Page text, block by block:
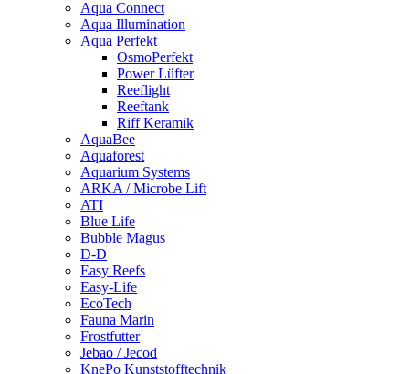
Aqua Connect
Aqua Illumination
Aqua Perfekt
OsmoPerfekt
Power Lüfter
Reeflight
Reeftank
Riff Keramik
AquaBee
Aquaforest
Aquarium Systems
ARKA / Microbe Lift
ATI
Blue Life
Bubble Magus
D-D
Easy Reefs
Easy-Life
EcoTech
Fauna Marin
Frostfutter
Jebao / Jecod
KnePo Kunststofftechnik